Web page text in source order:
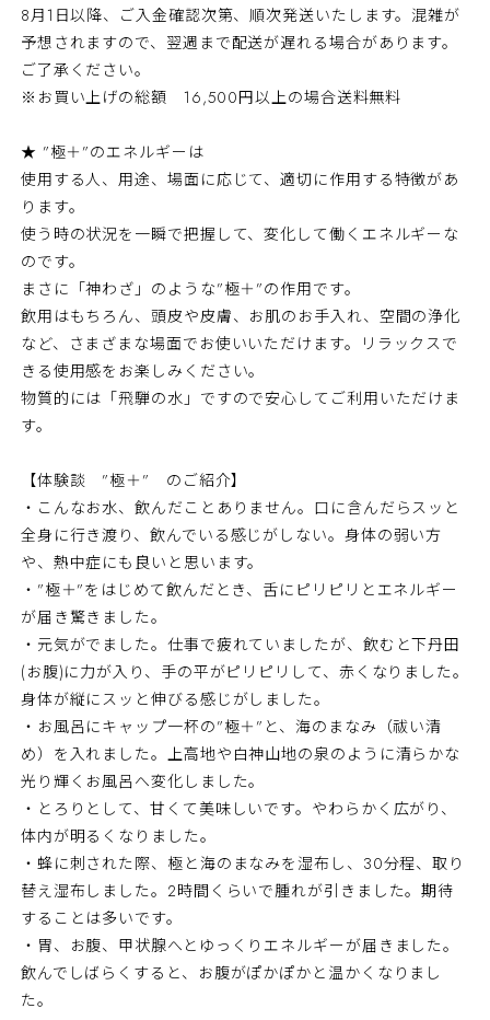
8月1日以降、ご入金確認次第、順次発送いたします。混雑が
予想されますので、翌週まで配送が遅れる場合があります。
ご了承ください。
※お買い上げの総額 16,500円以上の場合送料無料
★ ”極＋”のエネルギーは
使用する人、用途、場面に応じて、適切に作用する特徴があ
ります。
使う時の状況を一瞬で把握して、変化して働くエネルギーな
のです。
まさに「神わざ」のような”極＋”の作用です。
飲用はもちろん、頭皮や皮膚、お肌のお手入れ、空間の浄化
など、さまざまな場面でお使いいただけます。リラックスで
きる使用感をお楽しみください。
物質的には「飛騨の水」ですので安心してご利用いただけま
す。
【体験談 ”極＋” のご紹介】
・こんなお水、飲んだことありません。口に含んだらスッと
全身に行き渡り、飲んでいる感じがしない。身体の弱い方
や、熱中症にも良いと思います。
・”極＋”をはじめて飲んだとき、舌にピリピリとエネルギー
が届き驚きました。
・元気がでました。仕事で疲れていましたが、飲むと下丹田
(お腹)に力が入り、手の平がピリピリして、赤くなりました。
身体が縦にスッと伸びる感じがしました。
・お風呂にキャップ一杯の”極＋”と、海のまなみ（祓い清
め）を入れました。上高地や白神山地の泉のように清らかな
光り輝くお風呂へ変化しました。
・とろりとして、甘くて美味しいです。やわらかく広がり、
体内が明るくなりました。
・蜂に刺された際、極と海のまなみを湿布し、30分程、取り
替え湿布しました。2時間くらいで腫れが引きました。期待
することは多いです。
・胃、お腹、甲状腺へとゆっくりエネルギーが届きました。
飲んでしばらくすると、お腹がぽかぽかと温かくなりまし
た。